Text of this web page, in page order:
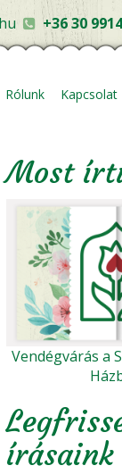
+36 30
Rólunk Kapcsolat
gasztroparti )
Most
Vendégvárás a
írásaink